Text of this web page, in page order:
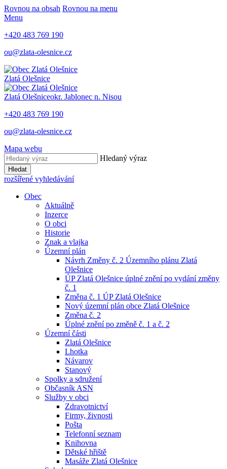
Rovnou na obsah Rovnou na menu
Menu
+420 483 769 190
ou@zlata-olesnice.cz
Zlatá Olešnice
Zlatá Olešniceokr. Jablonec n. Nisou
+420 483 769 190
ou@zlata-olesnice.cz
Mapa webu
Hledaný výraz
Hledat
rozšířené vyhledávání
Obec
Aktuálně
Inzerce
O obci
Historie
Znak a vlajka
Územní plán
Návrh Změny č. 2 Územního plánu Zlatá
Olešnice
ÚP Zlatá Olešnice úplné znění po vydání změny
č. 1
Změna č. 1 ÚP Zlatá Olešnice
Nový územní plán obce Zlatá Olešnice
Změna č. 2
Úplné znění po změně č. 1 a č. 2
Územní části
Zlatá Olešnice
Lhotka
Návarov
Stanový
Spolky a sdružení
Občasník ASN
Služby v obci
Zdravotnictví
Firmy, živnosti
Pošta
Telefonní seznam
Knihovna
Dětské hřiště
Masáže Zlatá Olešnice